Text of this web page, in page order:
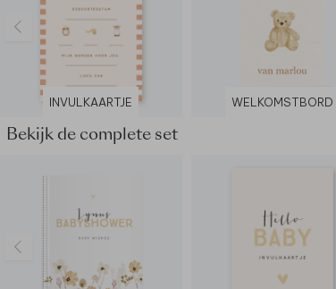
INVULKAARTJE WELKOMSTBORD
Bekijk de complete set